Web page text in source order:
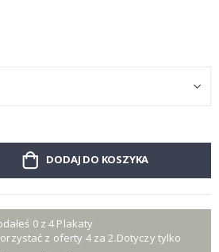
DODAJ DO KOSZYKA
0 z 4 Plakaty
z oferty 4 za 2.Dotyczy tylko